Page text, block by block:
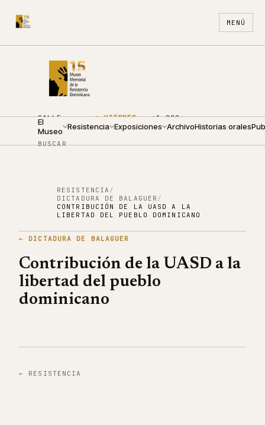
MENÚ
CALLE
ARZOBISPO
NOUEL 210
●VIERNES ·
09:00 —
+1 809
688
ES EN
El
Museo Resistencia Exposiciones ArchivoHistorias orales
BUSCAR
RESISTENCIA /
DICTADURA DE BALAGUER /
CONTRIBUCIÓN DE LA UASD A LA
LIBERTAD DEL PUEBLO DOMINICANO
← DICTADURA DE BALAGUER
Contribución de la UASD a la
libertad del pueblo
dominicano
← RESISTENCIA